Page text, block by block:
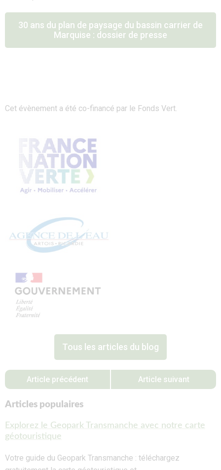
30 ans du plan de paysage du bassin carrier de
Marquise : dossier de presse
Cet évènement a été co-financé par le Fonds Vert.
Tous les articles du blog
Article précédent Article suivant
Articles populaires
Explorez le Geopark Transmanche avec notre carte
géotouristique
Votre guide du Geopark Transmanche : téléchargez